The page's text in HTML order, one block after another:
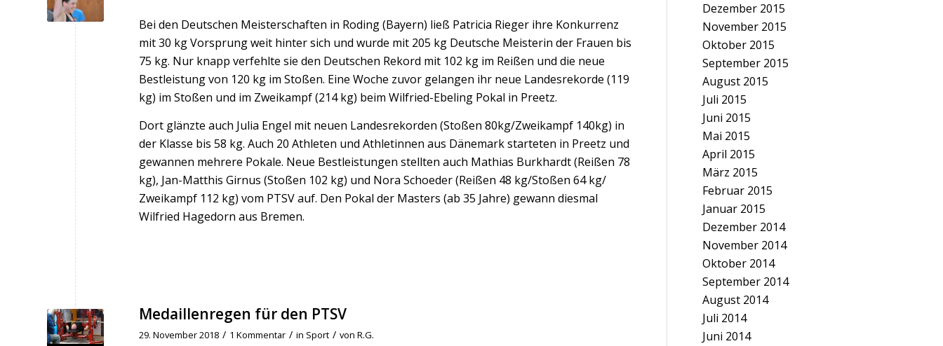
Bei den Deutschen Meisterschaften in Roding (Bayern) ließ Patricia Rieger ihre Konkurrenz
mit 30 kg Vorsprung weit hinter sich und wurde mit 205 kg Deutsche Meisterin der Frauen bis
75 kg. Nur knapp verfehlte sie den Deutschen Rekord mit 102 kg im Reißen und die neue
Bestleistung von 120 kg im Stoßen. Eine Woche zuvor gelangen ihr neue Landesrekorde (119
kg) im Stoßen und im Zweikampf (214 kg) beim Wilfried-Ebeling Pokal in Preetz.
Dort glänzte auch Julia Engel mit neuen Landesrekorden (Stoßen 80kg/Zweikampf 140kg) in
der Klasse bis 58 kg. Auch 20 Athleten und Athletinnen aus Dänemark starteten in Preetz und
gewannen mehrere Pokale. Neue Bestleistungen stellten auch Mathias Burkhardt (Reißen 78
kg), Jan-Matthis Girnus (Stoßen 102 kg) und Nora Schoeder (Reißen 48 kg/Stoßen 64 kg/
Zweikampf 112 kg) vom PTSV auf. Den Pokal der Masters (ab 35 Jahre) gewann diesmal
Wilfried Hagedorn aus Bremen.
Medaillenregen für den PTSV
29. November 2018 / 1 Kommentar / in Sport / von R.G.
Dezember 2015
November 2015
Oktober 2015
September 2015
August 2015
Juli 2015
Juni 2015
Mai 2015
April 2015
März 2015
Februar 2015
Januar 2015
Dezember 2014
November 2014
Oktober 2014
September 2014
August 2014
Juli 2014
Juni 2014